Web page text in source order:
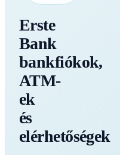
Erste
Bank
bankfiókok,
ATM-
ek
és
elérhetőségek